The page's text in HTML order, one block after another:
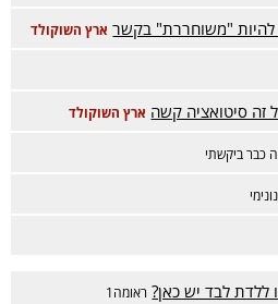
להיות "משוחררת" בקשר ארץ השוקולד
זה סיטואציה קשה ארץ השוקולד
כבר ביקשתי
ללדת לבד יש כאן? ראומה1